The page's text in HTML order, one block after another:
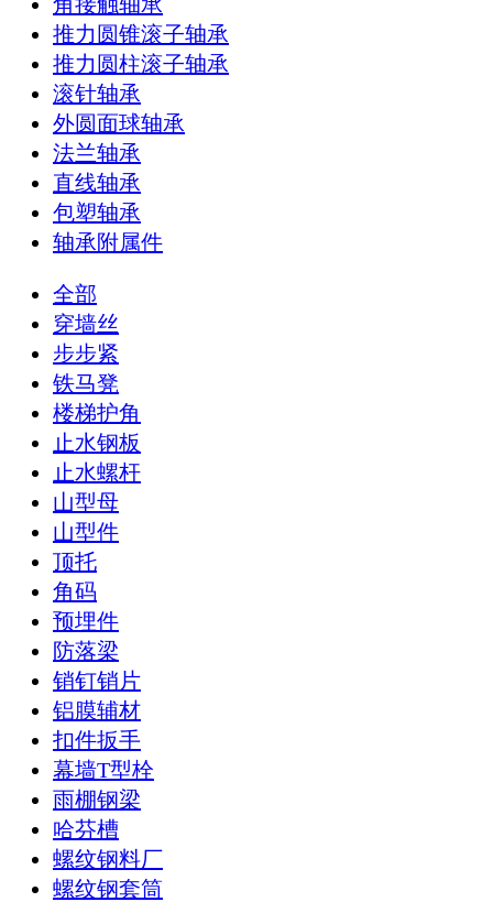
推力圆锥滚子轴承
推力圆柱滚子轴承
滚针轴承
外圆面球轴承
法兰轴承
直线轴承
包塑轴承
轴承附属件
全部
穿墙丝
步步紧
铁马凳
楼梯护角
止水钢板
止水螺杆
山型母
山型件
顶托
角码
预埋件
防落梁
销钉销片
铝膜辅材
扣件扳手
幕墙T型栓
雨棚钢梁
哈芬槽
螺纹钢料厂
螺纹钢套筒